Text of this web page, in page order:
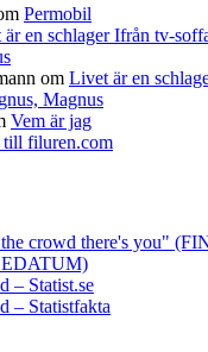
Permobil
en schlager Ifrån tv-
om Livet är en
Magnus
Vem är jag
till filuren.com
crowd there's you"
– Statist.se
– Statistfakta